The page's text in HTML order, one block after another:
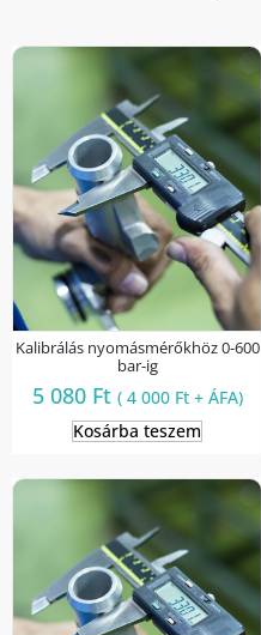
Kalibrálás nyomásmérőkhöz 0-600
bar-ig
5 080 Ft ( 4 000 Ft+ ÁFA)
Kosárba teszem